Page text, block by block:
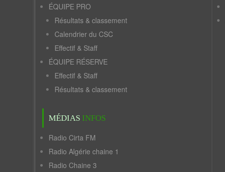
ÉQUIPE PRO
Résultats & classement
Calendrier du CSC
Effectif & Staff
ÉQUIPE RÉSERVE
Effectif & Staff
Résultats & classement
MÉDIAS INFOS
Radio Cirta FM
Radio Algérie chaine 1
Radio Chaine 3